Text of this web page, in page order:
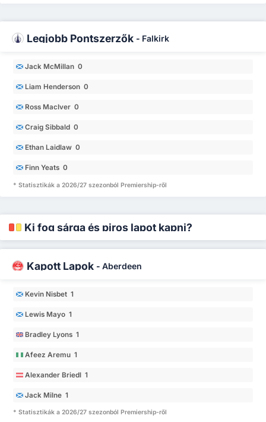
Legjobb Pontszerzők - Falkirk
Jack McMillan 0
Liam Henderson 0
Ross MacIver 0
Craig Sibbald 0
Ethan Laidlaw 0
Finn Yeats 0
* Statisztikák a 2026/27 szezonból Premiership-ről
Ki fog sárga és piros lapot kapni?
Kapott Lapok - Aberdeen
Kevin Nisbet 1
Lewis Mayo 1
Bradley Lyons 1
Afeez Aremu 1
Alexander Briedl 1
Jack Milne 1
* Statisztikák a 2026/27 szezonból Premiership-ről